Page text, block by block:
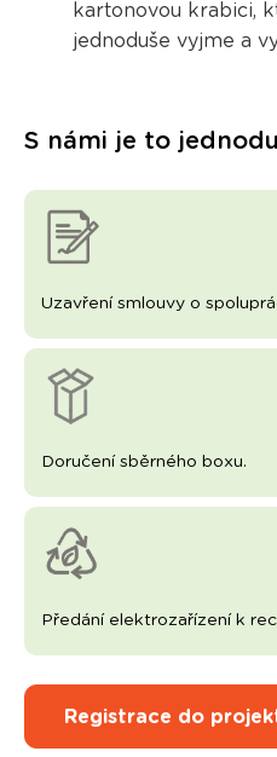
kartonovou krabici,
jednoduše vyjme a
S námi je to
Uzavření smlouvy o
Doručení sběrného boxu.
Předání elektrozařízení k
Registrace do